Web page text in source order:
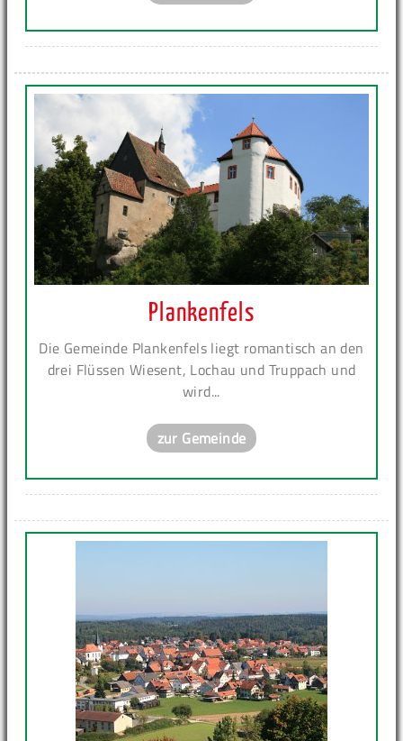
Plankenfels
Die Gemeinde Plankenfels liegt romantisch an den
drei Flüssen Wiesent, Lochau und Truppach und
wird...
zur Gemeinde